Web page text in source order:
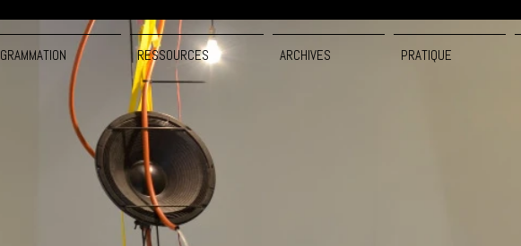
RESSOURCES ARCHIVES PRATIQUE